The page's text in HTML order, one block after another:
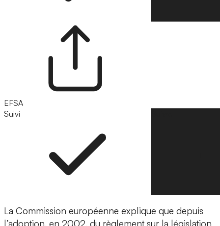
EFSA
Suivi
La Commission européenne explique que depuis
l’adoption, en 2002, du règlement sur la législation